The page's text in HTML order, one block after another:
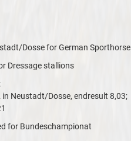
Dosse for German Sporthorse
Dressage stallions
Neustadt/Dosse, endresult 8,03;
for Bundeschampionat